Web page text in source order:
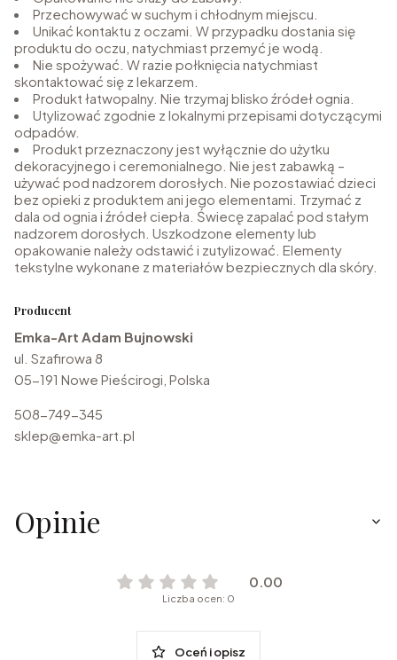
Przechowywać w suchym i chłodnym miejscu.
Unikać kontaktu z oczami. W przypadku dostania się
produktu do oczu, natychmiast przemyć je wodą.
Nie spożywać. W razie połknięcia natychmiast
skontaktować się z lekarzem.
Produkt łatwopalny. Nie trzymaj blisko źródeł ognia.
Utylizować zgodnie z lokalnymi przepisami dotyczącymi
odpadów.
Produkt przeznaczony jest wyłącznie do użytku
dekoracyjnego i ceremonialnego. Nie jest zabawką –
używać pod nadzorem dorosłych. Nie pozostawiać dzieci
bez opieki z produktem ani jego elementami. Trzymać z
dala od ognia i źródeł ciepła. Świecę zapalać pod stałym
nadzorem dorosłych. Uszkodzone elementy lub
opakowanie należy odstawić i zutylizować. Elementy
tekstylne wykonane z materiałów bezpiecznych dla skóry.
Producent
Emka-Art Adam Bujnowski
ul. Szafirowa 8
05-191 Nowe Pieścirogi, Polska
508-749-345
sklep@emka-art.pl
Opinie
0.00
Liczba ocen: 0
Oceń i opisz